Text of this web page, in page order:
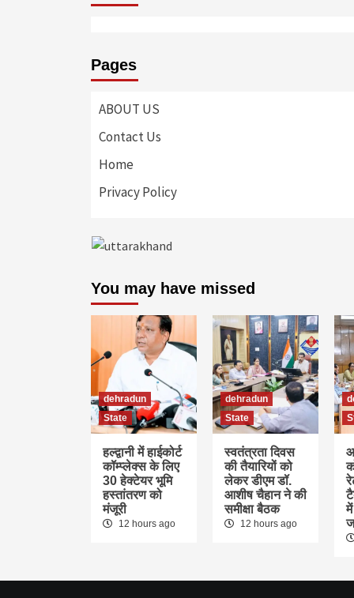
Pages
ABOUT US
Contact Us
Home
Privacy Policy
You may have missed
dehradun
State
हल्द्वानी में हाईकोर्ट
कॉम्प्लेक्स के लिए
30 हेक्टेयर भूमि
हस्तांतरण को
मंजूरी
12 hours ago
dehradun
State
स्वतंत्रता दिवस
की तैयारियों को
लेकर डीएम डॉ.
आशीष चैहान ने की
समीक्षा बैठक
12 hours ago
में